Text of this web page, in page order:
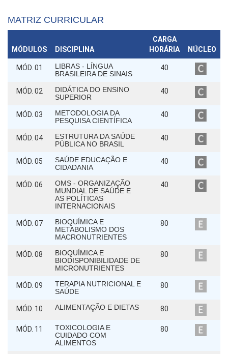
MATRIZ CURRICULAR
MÓDULOS DISCIPLINA
CARGA
HORÁRIA
NÚCLEO
MÓD. 01
LIBRAS - LÍNGUA
BRASILEIRA DE SINAIS
40
MÓD. 02
DIDÁTICA DO ENSINO
SUPERIOR
40
MÓD. 03
METODOLOGIA DA
PESQUISA CIENTÍFICA
40
MÓD. 04
ESTRUTURA DA SAÚDE
PÚBLICA NO BRASIL
40
MÓD. 05
SAÚDE EDUCAÇÃO E
CIDADANIA
40
MÓD. 06
OMS - ORGANIZAÇÃO
MUNDIAL DE SAÚDE E
AS POLÍTICAS
INTERNACIONAIS
40
MÓD. 07
BIOQUÍMICA E
METABOLISMO DOS
MACRONUTRIENTES
80
MÓD. 08
BIOQUÍMICA E
BIODISPONIBILIDADE DE
MICRONUTRIENTES
80
MÓD. 09
TERAPIA NUTRICIONAL E
SAÚDE
80
MÓD. 10 ALIMENTAÇÃO E DIETAS 80
MÓD. 11
TOXICOLOGIA E
CUIDADO COM
ALIMENTOS
80